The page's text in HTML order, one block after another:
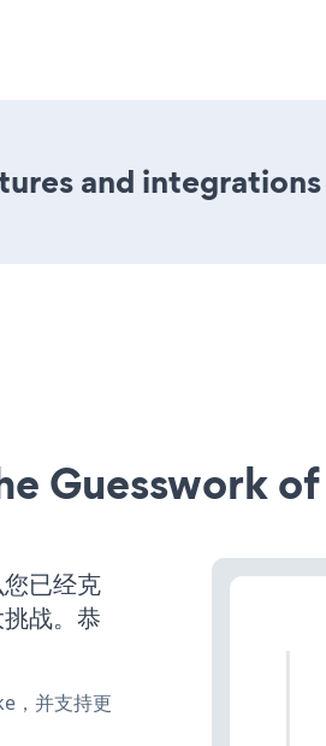
and
Guesswork
已经克
战。恭
，并支持更